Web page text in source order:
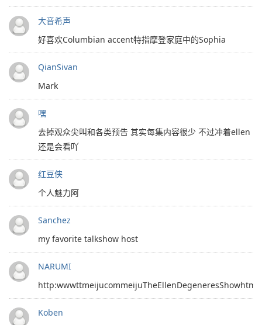
大音希声
好喜欢Columbian accent特指摩登家庭中的Sophia
QianSivan
Mark
嘿
去掉观众尖叫和各类预告 其实每集内容很少 不过冲着ellen
还是会看吖
红豆侠
个人魅力阿
Sanchez
my favorite talkshow host
NARUMI
http:wwwttmeijucommeijuTheEllenDegeneresShowhtml
Koben